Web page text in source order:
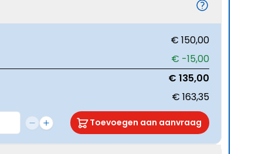
€ 150,00
€ -15,00
€ 135,00
€ 163,35
Toevoegen aan aanvraag